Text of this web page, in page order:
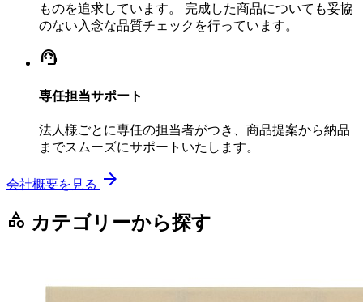
ものを追求しています。 完成した商品についても妥協
のない入念な品質チェックを行っています。
support_agent
専任担当サポート
法人様ごとに専任の担当者がつき、商品提案から納品
までスムーズにサポートいたします。
会社概要を見る arrow_forward
category カテゴリーから探す